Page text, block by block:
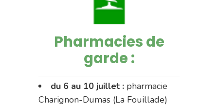
Pharmacies de
garde :
du 6 au 10 juillet : pharmacie
Charignon-Dumas (La Fouillade)